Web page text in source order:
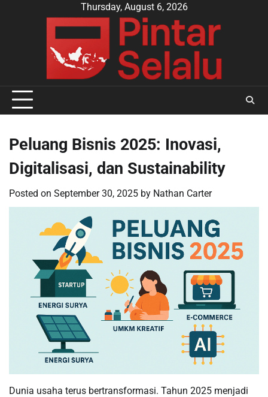
Thursday, August 6, 2026
Peluang Bisnis 2025: Inovasi,
Digitalisasi, dan Sustainability
Posted on September 30, 2025 by Nathan Carter
Dunia usaha terus bertransformasi. Tahun 2025 menjadi